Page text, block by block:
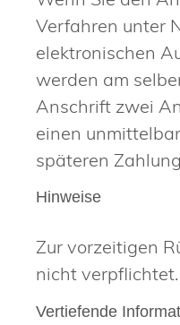
Verfahren unter
elektronischen
werden am
Anschrift zwei
einen
späteren
Hinweise
Zur vorzeitigen
nicht verpflichtet.
Vertiefende